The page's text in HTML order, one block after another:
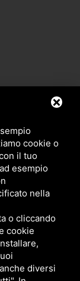
cookie o
il tuo
esempio
nella
o cliccando
cookie
diversi